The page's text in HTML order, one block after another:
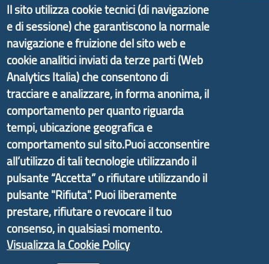
Il portale di marketing territoriale e sviluppo locale
di Genova Città Metropolitana si è sviluppato a
partire dal progetto nazionale Aree Interne
promosso dal Dipartimento per lo Sviluppo
Economico e finalizzato al rilancio socio-economico
delle valli dell’entroterra. In particolare fornisce
informazioni ed aggiornamenti sullaStrategia
d'Area Antola-Tigullio, in collaborazione con Regione
Liguria ed ANCI Liguria.
Copyright © 2017 Città metropolitana di Genova |
CF: 80007350103
Il sito utilizza cookie tecnici (di navigazione
e di sessione) che garantiscono la normale
navigazione e fruizione del sito web e
cookie analitici inviati da terze parti (Web
Analytics Italia) che consentono di
tracciare e analizzare, in forma anonima, il
comportamento per quanto riguarda
tempi, ubicazione geografica e
comportamento sul sito.Puoi acconsentire
all’utilizzo di tali tecnologie utilizzando il
pulsante “Accetta” o rifiutare utilizzando il
pulsante "Rifiuta". Puoi liberamente
prestare, rifiutare o revocare il tuo
consenso, in qualsiasi momento.
Visualizza la Cookie Policy